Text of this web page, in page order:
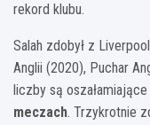
rekord klubu.
Salah zdobył z
Anglii (2020), Puchar
liczby są
meczach. Trzykrotnie